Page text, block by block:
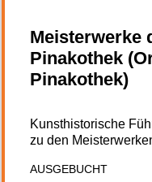
Meisterwerke
Pinakothek
Pinakothek)
Kunsthistorische
zu den
AUSGEBUCHT